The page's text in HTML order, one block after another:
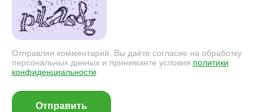
Отправляя комментарий, Вы даёте согласие на обработку
персональных данных и принимаете условия политики
конфиденциальности.
Отправить